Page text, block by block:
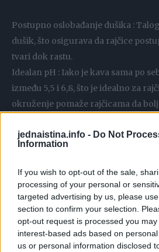
jednaistina.info - Do Not
Information
If you wish to opt-out of the sale,
processing of your personal or
targeted advertising by us, please
section to confirm your selection.
opt-out request is processed you
interest-based ads based on
us or personal information disclosed
Postupno oslobađanje dušika :
dušik, što osigurava da rajčice
tvari dok rastu.
Idealan pH : Iako je kava sama po
između 5,5 i 6,8, što je idealno za
okruženje pomaže rajčicama da
Kako iskoristiti talog kave u vrtu
Jednostavno unesite talog kave u
će pomoći u poboljšanju strukture
zadržavanju vlage.
2. Infuzija kave:
Talog ostavite nekoliko sati da se
dobivenom slabom otopinom kave